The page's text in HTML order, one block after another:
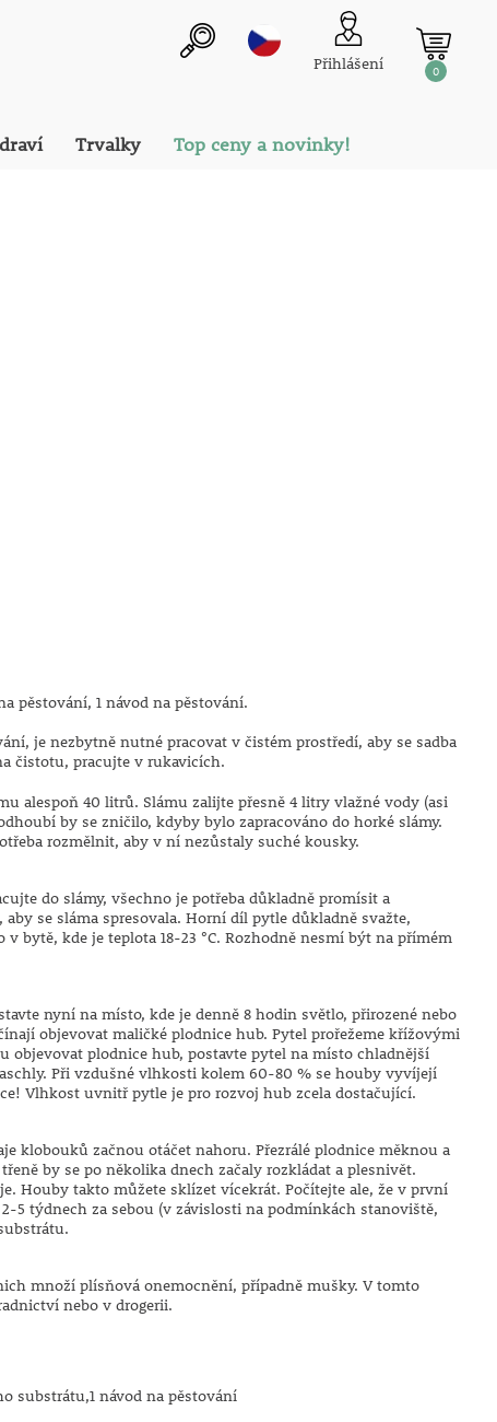
Přihlášení 0
Trvalky Top ceny a novinky!
pěstování, 1 návod na pěstování.
je nezbytně nutné pracovat v čistém prostředí, aby se sadba
čistotu, pracujte v rukavicích.
alespoň 40 litrů. Slámu zalijte přesně 4 litry vlažné vody (asi
by se zničilo, kdyby bylo zapracováno do horké slámy.
rozmělnit, aby v ní nezůstaly suché kousky.
do slámy, všechno je potřeba důkladně promísit a
se sláma spresovala. Horní díl pytle důkladně svažte,
bytě, kde je teplota 18-23 °C. Rozhodně nesmí být na přímém
nyní na místo, kde je denně 8 hodin světlo, přirozené nebo
objevovat maličké plodnice hub. Pytel prořežeme křížovými
objevovat plodnice hub, postavte pytel na místo chladnější
Při vzdušné vlhkosti kolem 60-80 % se houby vyvíjejí
Vlhkost uvnitř pytle je pro rozvoj hub zcela dostačující.
klobouků začnou otáčet nahoru. Přezrálé plodnice měknou a
by se po několika dnech začaly rozkládat a plesnivět.
Houby takto můžete sklízet vícekrát. Počítejte ale, že v první
5 týdnech za sebou (v závislosti na podmínkách stanoviště,
množí plísňová onemocnění, případně mušky. V tomto
nebo v drogerii.
substrátu,1 návod na pěstování